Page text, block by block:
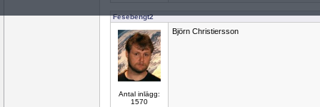
Fesebengt2
Antal inlägg:
1570
Björn Christiersson